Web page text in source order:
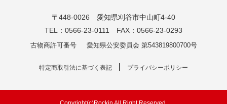
〒448-0026 愛知県刈谷市中山町4-40
TEL：0566-23-0111 FAX：0566-23-0293
古物商許可番号 愛知県公安委員会 第543819800700号
特定商取引法に基づく表記 プライバシーポリシー